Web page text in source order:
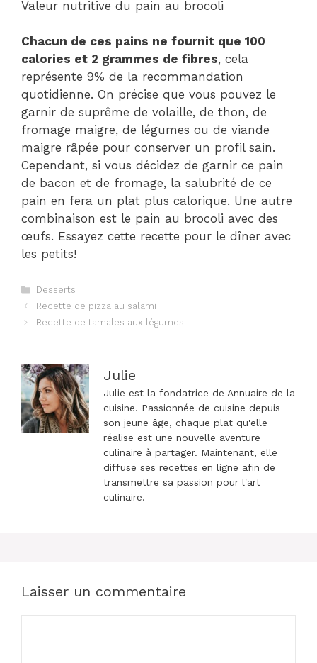
Valeur nutritive du pain au brocoli
Chacun de ces pains ne fournit que 100
calories et 2 grammes de fibres, cela
représente 9% de la recommandation
quotidienne. On précise que vous pouvez le
garnir de suprême de volaille, de thon, de
fromage maigre, de légumes ou de viande
maigre râpée pour conserver un profil sain.
Cependant, si vous décidez de garnir ce pain
de bacon et de fromage, la salubrité de ce
pain en fera un plat plus calorique. Une autre
combinaison est le pain au brocoli avec des
œufs. Essayez cette recette pour le dîner avec
les petits!
Catégories
Desserts
Navigation
des
Recette de pizza au salami
Recette de tamales aux légumes
Julie
Julie est la fondatrice de Annuaire de la
cuisine. Passionnée de cuisine depuis
son jeune âge, chaque plat qu'elle
réalise est une nouvelle aventure
culinaire à partager. Maintenant, elle
diffuse ses recettes en ligne afin de
transmettre sa passion pour l'art
culinaire.
Laisser un commentaire